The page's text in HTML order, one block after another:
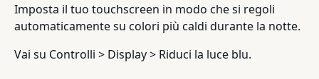
Imposta il tuo touchscreen in modo che si regoli
automaticamente su colori più caldi durante la notte.
Vai su Controlli > Display > Riduci la luce blu.